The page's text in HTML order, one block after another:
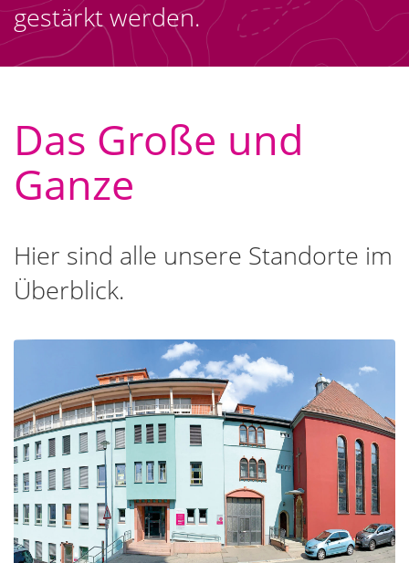
gestärkt werden.
Das Große und
Ganze
Hier sind alle unsere Standorte im
Überblick.